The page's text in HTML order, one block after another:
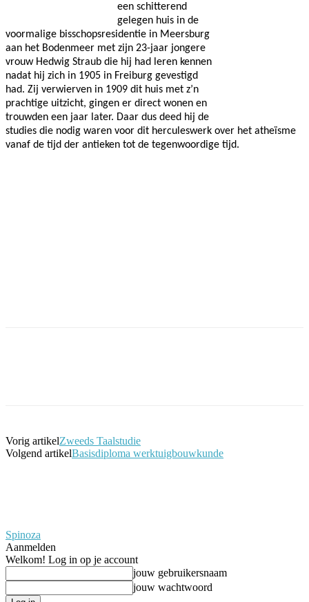
een schitterend
gelegen huis in de
voormalige bisschopsresidentie in Meersburg
aan het Bodenmeer met zijn 23-jaar jongere
vrouw Hedwig Straub die hij had leren kennen
nadat hij zich in 1905 in Freiburg gevestigd
had. Zij verwierven in 1909 dit huis met z’n
prachtige uitzicht, gingen er direct wonen en
trouwden een jaar later. Daar dus deed hij de
studies die nodig waren voor dit herculeswerk over het atheïsme
vanaf de tijd der antieken tot de tegenwoordige tijd.
Vorig artikelZweeds Taalstudie
Volgend artikelBasisdiploma werktuigbouwkunde
Spinoza
Aanmelden
Welkom! Log in op je account
jouw gebruikersnaam
jouw wachtwoord